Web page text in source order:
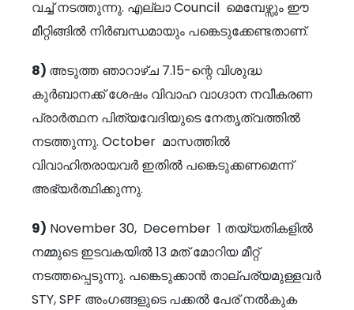
വച്ച് നടത്തുന്നു. എല്ലാ Council മെമ്പേഴ്സും ഈ
മീറ്റിങ്ങിൽ നിർബന്ധമായും പങ്കെടുക്കേണ്ടതാണ്.
8) അടുത്ത ഞാറാഴ്ച 7.15-ന്റെ വിശുദ്ധ
കുര്‍ബാനക്ക് ശേഷം വിവാഹ വാഗ്ദാന നവീകരണ
പ്രാര്‍ത്ഥന പിത്യവേദിയുടെ നേതൃത്വത്തില്‍
നടത്തുന്നു. October മാസത്തിൽ
വിവാഹിതരായവർ ഇതില്‍ പങ്കെടുക്കണമെന്ന്
അഭ്യര്‍ത്ഥിക്കുന്നു.
9) November 30, December 1 തയ്യതികളിൽ
നമ്മുടെ ഇടവകയിൽ 13 മത് മോറിയ മീറ്റ്
നടത്തപ്പെടുന്നു. പങ്കെടുക്കാൻ താല്പര്യമുള്ളവർ
STY, SPF അംഗങ്ങളുടെ പക്കൽ പേര് നൽകുക